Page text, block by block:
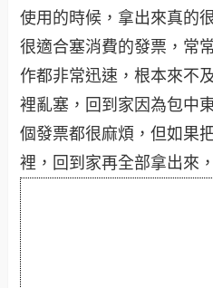
使用的時候，拿出來真的
很適合塞消費的發票，常
作都非常迅速，根本來不
裡亂塞，回到家因為包中
個發票都很麻煩，但如果
裡，回到家再全部拿出來